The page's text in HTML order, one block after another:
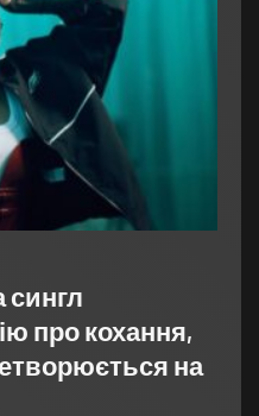
сингл
про кохання,
на